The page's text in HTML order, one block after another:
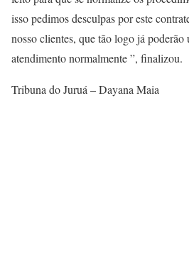
isso pedimos desculpas por este
nosso clientes, que tão logo já
atendimento normalmente ”, finalizou.
Tribuna do Juruá – Dayana Maia